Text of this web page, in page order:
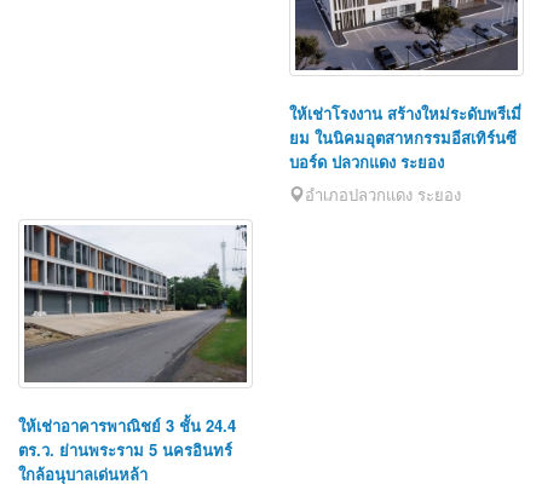
ให้เช่าโรงงาน สร้างใหม่ระดับพรีเมี่
ยม ในนิคมอุตสาหกรรมอีสเทิร์นซี
บอร์ด ปลวกแดง ระยอง
อำเภอปลวกแดง ระยอง
ให้เช่าอาคารพาณิชย์ 3 ชั้น 24.4
ตร.ว. ย่านพระราม 5 นครอินทร์
ใกล้อนุบาลเด่นหล้า